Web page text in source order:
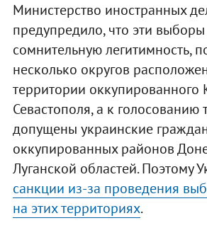
Министерство иностранных
предупредило, что эти
сомнительную легитимность,
несколько округов
территории
Севастополя, а к голосованию
допущены украинские
оккупированных районов
Луганской областей. Поэтому
санкции из-за проведения
на этих территориях.